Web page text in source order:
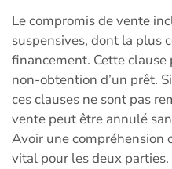
Le compromis de vente
suspensives, dont la plus
financement. Cette clause
non-obtention d’un prêt.
ces clauses ne sont pas
vente peut être annulé
Avoir une compréhension
vital pour les deux parties.